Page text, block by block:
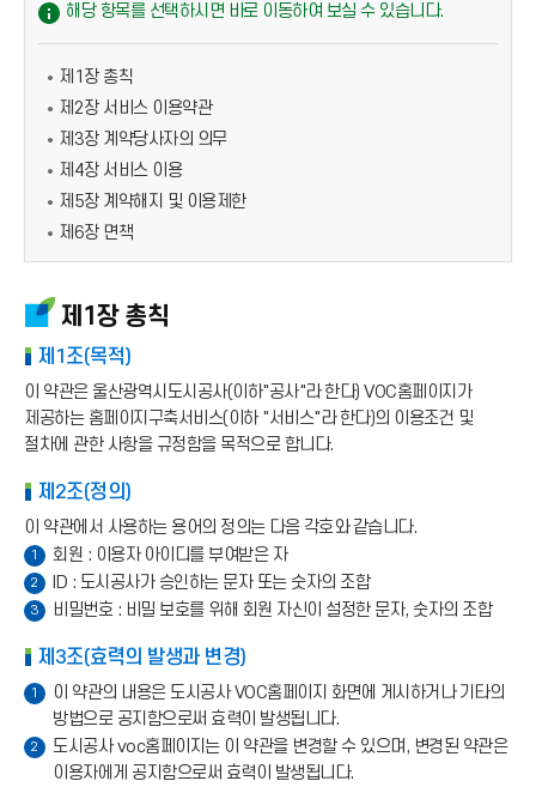
해당 항목를 선택하시면 바로 이동하여 보실 수 있습니다.
제1장 총칙
제2장 서비스 이용약관
제3장 계약당사자의 의무
제4장 서비스 이용
제5장 계약해지 및 이용제한
제6장 면책
제1장 총칙
제1조(목적)
이 약관은 울산광역시도시공사(이하"공사"라 한다) VOC홈페이지가
제공하는 홈페이지구축서비스(이하 "서비스"라 한다)의 이용조건 및
절차에 관한 사항을 규정함을 목적으로 합니다.
제2조(정의)
이 약관에서 사용하는 용어의 정의는 다음 각호와 같습니다.
1 회원 : 이용자 아이디를 부여받은 자
2 ID : 도시공사가 승인하는 문자 또는 숫자의 조합
3 비밀번호 : 비밀 보호를 위해 회원 자신이 설정한 문자, 숫자의 조합
제3조(효력의 발생과 변경)
1
이 약관의 내용은 도시공사 VOC홈페이지 화면에 게시하거나 기타의
방법으로 공지함으로써 효력이 발생됩니다.
2
도시공사 voc홈페이지는 이 약관을 변경할 수 있으며, 변경된 약관은
이용자에게 공지함으로써 효력이 발생됩니다.